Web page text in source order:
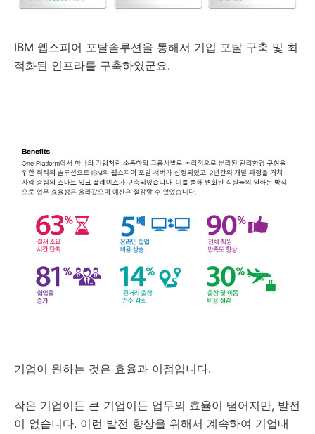
IBM 웹스피어 포탈솔루션을 통해서 기업 포탈 구축 및 최
적화된 인프라를 구축하였군요.
기업이 원하는 것은 효율과 이점입니다.
작은 기업이든 큰 기업이든 업무의 효율이 떨어지만, 발전
이 없습니다. 이런 발전 향상을 위해서 계속하여 기업내